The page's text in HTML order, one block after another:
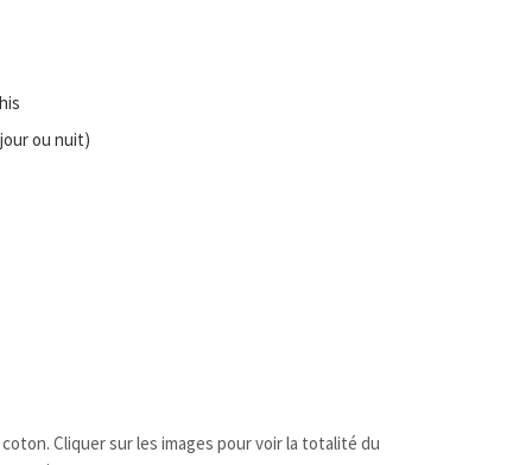
ou nuit)
Cliquer sur les images pour voir la totalité du